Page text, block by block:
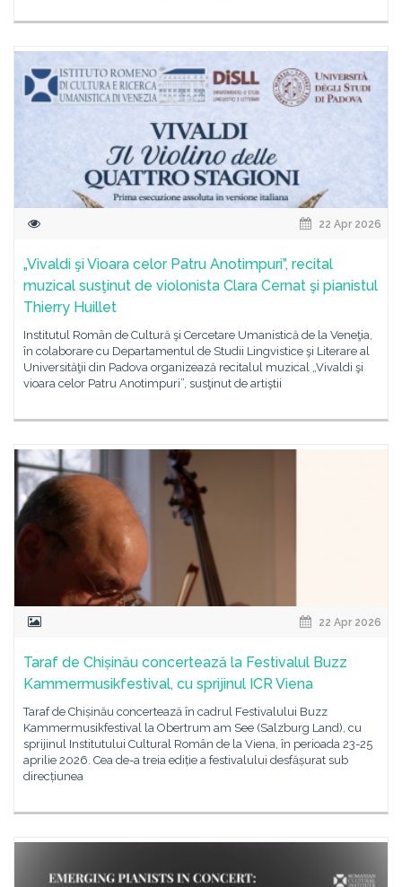
22 Apr 2026
„Vivaldi şi Vioara celor Patru Anotimpuri”, recital
muzical susţinut de violonista Clara Cernat şi pianistul
Thierry Huillet
Institutul Român de Cultură şi Cercetare Umanistică de la Veneţia,
în colaborare cu Departamentul de Studii Lingvistice şi Literare al
Universităţii din Padova organizează recitalul muzical „Vivaldi şi
vioara celor Patru Anotimpuri”, susţinut de artiştii
22 Apr 2026
Taraf de Chișinău concertează la Festivalul Buzz
Kammermusikfestival, cu sprijinul ICR Viena
Taraf de Chișinău concertează în cadrul Festivalului Buzz
Kammermusikfestival la Obertrum am See (Salzburg Land), cu
sprijinul Institutului Cultural Român de la Viena, în perioada 23-25
aprilie 2026. Cea de-a treia ediție a festivalului desfășurat sub
direcțiunea